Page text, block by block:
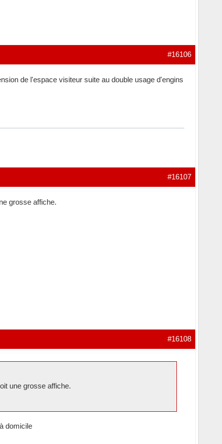
#16106
de l'espace visiteur suite au double usage d'engins
#16107
grosse affiche.
#16108
une grosse affiche.
domicile